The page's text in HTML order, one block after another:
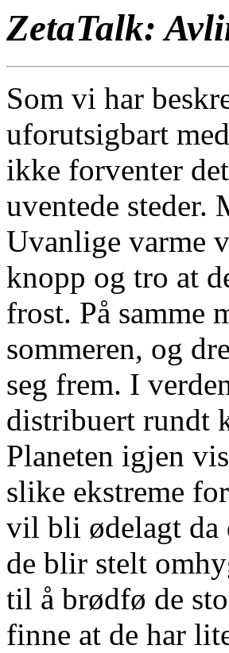
ZetaTalk:
Som vi har
uforutsigbart
ikke forventer
uventede steder.
Uvanlige varme
knopp og tro at
frost. På samme
sommeren, og
seg frem. I
distribuert rundt
Planeten igjen
slike ekstreme
vil bli ødelagt da
de blir stelt
til å brødfø de
finne at de har